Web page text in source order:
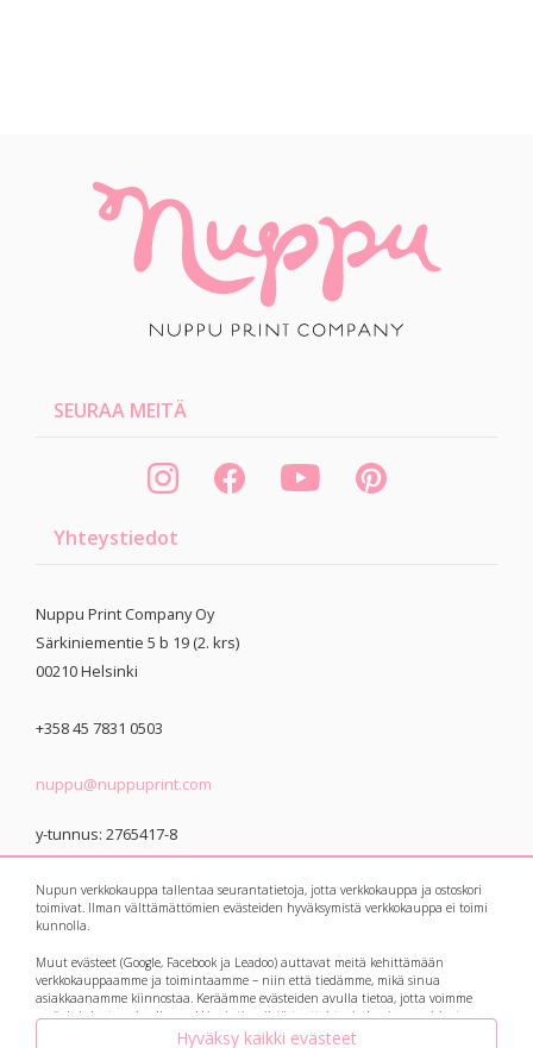
SEURAA MEITÄ
Yhteystiedot
Nuppu Print Company Oy
Särkiniementie 5 b 19 (2. krs)
00210Helsinki
+358 45 7831 0503
nuppu@nuppuprint.com
y-tunnus: 2765417-8
© 2021 Nuppu Print
Company
Tietosuojaseloste
Nupun verkkokauppa tallentaa seurantatietoja, jotta verkkokauppa ja ostoskori
toimivat. Ilman välttämättömien evästeiden hyväksymistä verkkokauppa ei toimi
kunnolla.
Muut evästeet (Google, Facebook ja Leadoo) auttavat meitä kehittämään
verkkokauppaamme ja toimintaamme – niin että tiedämme, mikä sinua
asiakkaanamme kiinnostaa. Keräämme evästeiden avulla tietoa, jotta voimme
myös kohdentaa sinulle markkinointia niistä tuotteista, jotka sinua voisivat
kiinnostaa. Botit eli avautuvat keskusteluikkunat ja suosittelukoneet keräävät
Hyväksy kaikki evästeet